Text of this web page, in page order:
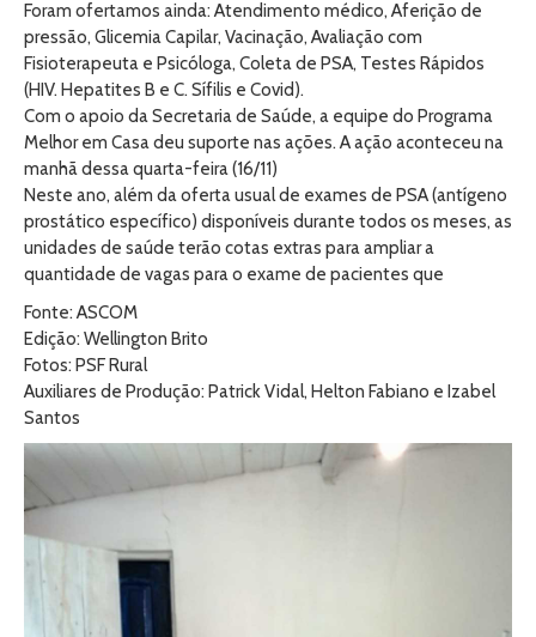
Foram ofertamos ainda: Atendimento médico, Aferição de
pressão, Glicemia Capilar, Vacinação, Avaliação com
Fisioterapeuta e Psicóloga, Coleta de PSA, Testes Rápidos
(HIV. Hepatites B e C. Sífilis e Covid).
Com o apoio da Secretaria de Saúde, a equipe do Programa
Melhor em Casa deu suporte nas ações. A ação aconteceu na
manhã dessa quarta-feira (16/11)
Neste ano, além da oferta usual de exames de PSA (antígeno
prostático específico) disponíveis durante todos os meses, as
unidades de saúde terão cotas extras para ampliar a
quantidade de vagas para o exame de pacientes que
Fonte: ASCOM
Edição: Wellington Brito
Fotos: PSF Rural
Auxiliares de Produção: Patrick Vidal, Helton Fabiano e Izabel
Santos